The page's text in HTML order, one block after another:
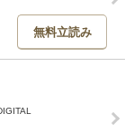
無料立読み